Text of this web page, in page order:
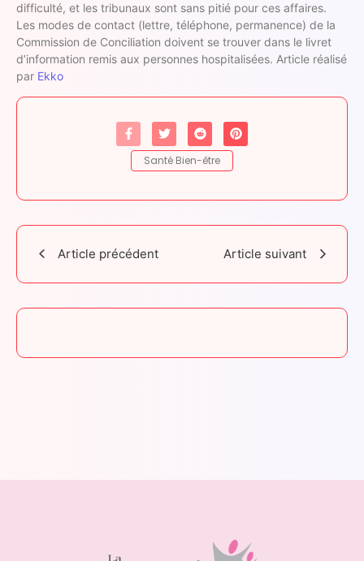
difficulté, et les tribunaux sont sans pitié pour ces affaires.
Les modes de contact (lettre, téléphone, permanence) de la
Commission de Conciliation doivent se trouver dans le livret
d’information remis aux personnes hospitalisées. Article réalisé
par Ekko
Santé Bien-être
Article précédent Article suivant